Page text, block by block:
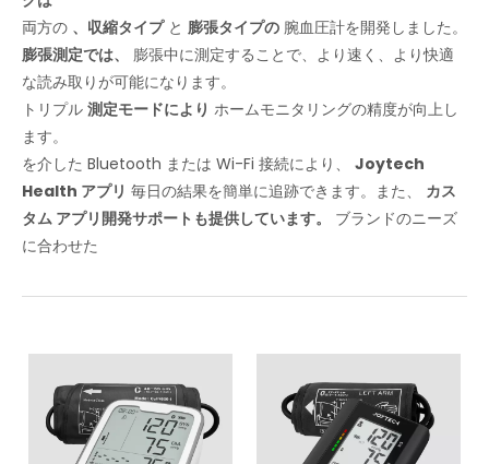
両方の 、収縮タイプと 膨張タイプの 腕血圧計を開発しました。
膨張測定では、
膨張中に測定することで、より速く、より快適
な読み取りが可能になります。
トリプル 測定モードにより ホームモニタリングの精度が向上し
ます。
を介した Bluetooth または Wi-Fi 接続により、 Joytech
Health アプリ 毎日の結果を簡単に追跡できます。また、 カス
タム アプリ開発サポートも提供しています。
ブランドのニーズ
に合わせた